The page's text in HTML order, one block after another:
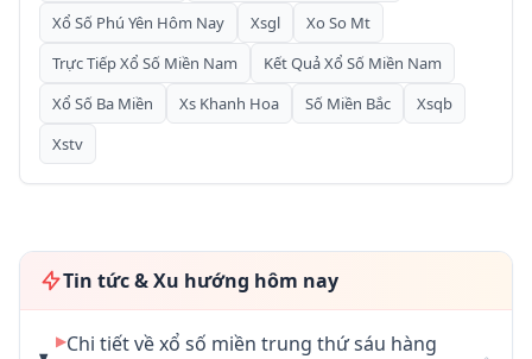
Xổ Số Phú Yên Hôm Nay
Xsgl
Xo So Mt
Trực Tiếp Xổ Số Miền Nam
Kết Quả Xổ Số Miền Nam
Xổ Số Ba Miền
Xs Khanh Hoa Số Miền Bắc
Xsqb
Xstv
Tin tức & Xu hướng hôm nay
▶Chi tiết về xổ số miền trung thứ sáu hàng